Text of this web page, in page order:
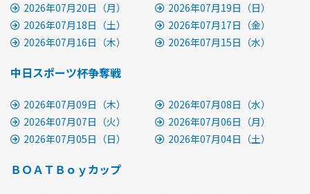
2026年07月20日（月）
2026年07月19日（日）
2026年07月18日（土）
2026年07月17日（金）
2026年07月16日（木）
2026年07月15日（水）
中日スポーツ杯争奪戦
2026年07月09日（木）
2026年07月08日（水）
2026年07月07日（火）
2026年07月06日（月）
2026年07月05日（日）
2026年07月04日（土）
ＢＯＡＴＢｏｙカップ